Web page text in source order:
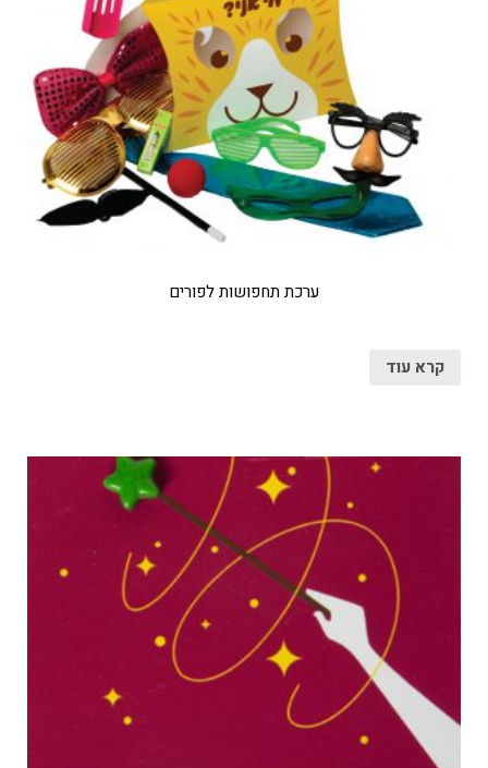
ערכת תחפושות לפורים
קרא עוד